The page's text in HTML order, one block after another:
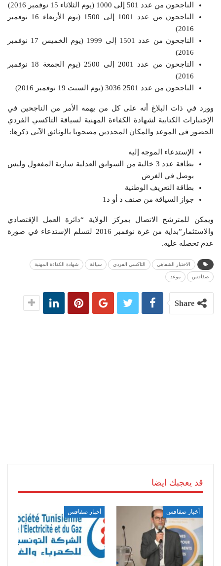
الناجحون من عدد 501 إلى 1000 (يوم الثلاثاء 15 نوفمبر 2016)
الناجحون من عدد 1001 إلى 1500 (يوم الأربعاء 16 نوفمبر
2016)
الناجحون من عدد 1501 إلى 1999 (يوم الخميس 17 نوفمبر
2016)
الناجحون من عدد 2001 إلى 2500 (يوم الجمعة 18 نوفمبر
2016)
الناجحون من عدد 2501 3036 (يوم السبت 19 نوفمبر 2016)
وورد في ذات البلاغ أنه على كل من يهمه الأمر من الناجحين في
الإختبارات الكتابية لشهادة الكفاءة المهنية لسياقة التاكسي الفردي
الحضور في الموعد والمكان المحددين مصحوبا بالوثائق الآتي ذكرها:
الإستدعاء الموجه إليه
بطاقة عدد 3 خالية من السوابق العدلية سارية المفعول وليس
بوصل في الغرض
بطاقة التعريف الوطنية
جواز السياقة من صنف د أو د1
ويمكن للمترشح الاتصال بمركز الولاية “دائرة العمل الإقتصادي
والاستثمار”بداية من غرة نوفمبر 2016 لتسلم الإستدعاء في صورة
عدم تحصله عليه.
الاختبار الشفاهي التاكسي الفردي سياقة شهادة الكفاءة المهنية
صفاقس موعد
Share
قد يعجبك ايضا
أخبار صفاقس أخبار صفاقس